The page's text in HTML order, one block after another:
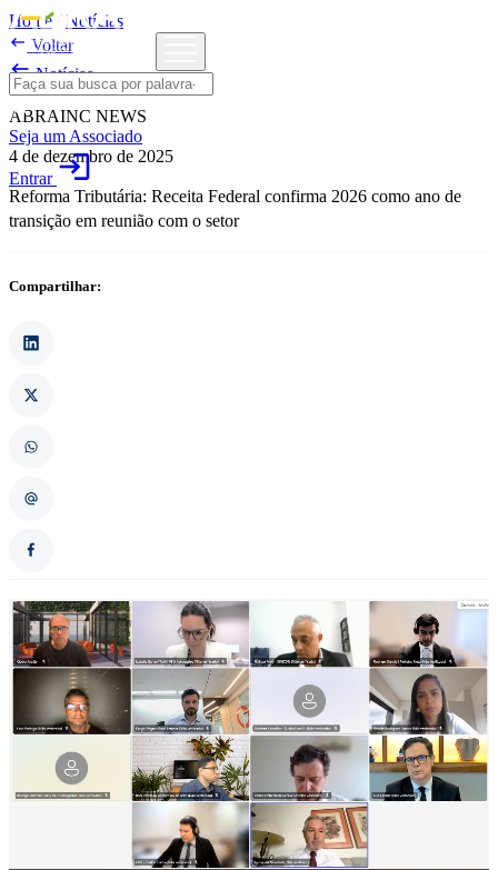
Seja um Associado
Entrarlogin
Home/Notícias
 Voltar
Notícias
ABRAINC NEWS
4 de dezembro de 2025
Reforma Tributária: Receita Federal confirma 2026 como ano de
transição em reunião com o setor
Compartilhar: